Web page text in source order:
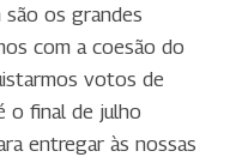
são os grandes
com a coesão do
votos de
o final de julho
entregar às nossas